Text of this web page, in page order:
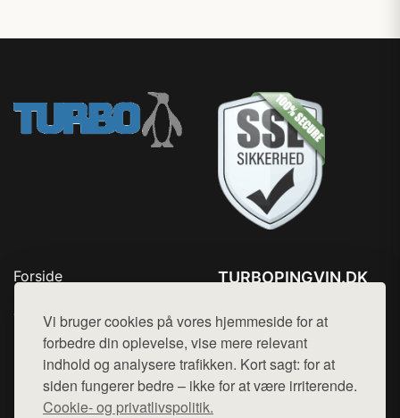
Vi bruger cookies på vores hjemmeside for at
forbedre din oplevelse, vise mere relevant
indhold og analysere trafikken. Kort sagt: for at
siden fungerer bedre – ikke for at være irriterende.
Cookie- og privatlivspolitik.
Forside
Top Rabatter
Blog
Kontakt
TURBOPINGVIN.DK
Mail: hej@want.dk
Cookie- og privatlivspolitik